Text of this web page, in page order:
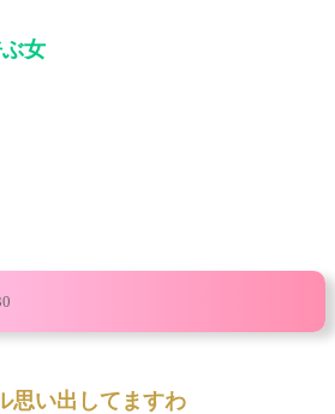
女
思い出してますわ